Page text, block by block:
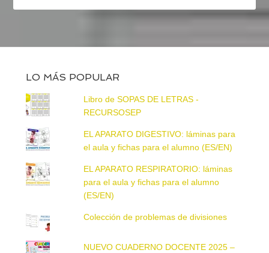
LO MÁS POPULAR
Libro de SOPAS DE LETRAS -
RECURSOSEP
EL APARATO DIGESTIVO: láminas para
el aula y fichas para el alumno (ES/EN)
EL APARATO RESPIRATORIO: láminas
para el aula y fichas para el alumno
(ES/EN)
Colección de problemas de divisiones
NUEVO CUADERNO DOCENTE 2025 –